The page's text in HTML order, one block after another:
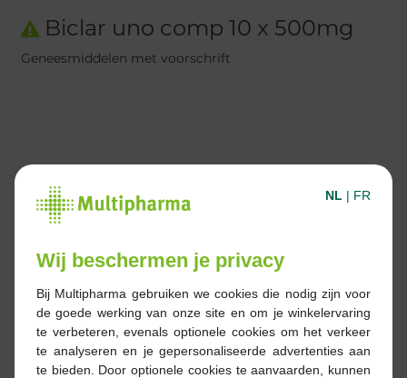
Biclar uno comp 10 x 500mg
Geneesmiddelen met voorschrift
NL | FR
Wij beschermen je privacy
Bij Multipharma gebruiken we cookies die nodig zijn voor
de goede werking van onze site en om je winkelervaring
te verbeteren, evenals optionele cookies om het verkeer
te analyseren en je gepersonaliseerde advertenties aan
te bieden. Door optionele cookies te aanvaarden, kunnen